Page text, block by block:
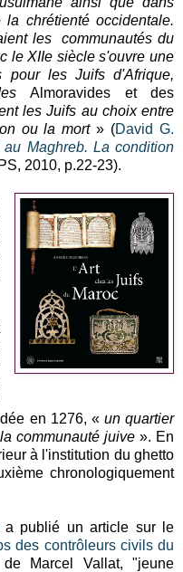
chrétienté occidentale.
les communautés du
le XIIe siècle s'ouvre une
pour les Juifs d'Afrique,
Almoravides et des
les Juifs au choix entre
ou la mort» (David G.
au Maghreb. La condition
2010, p.22-23).
en 1276, « un quartier
communauté juive ». En
à l'institution du ghetto
chronologiquement
a publié un article sur le
des contrôleurs civils du
Marcel Vallat, "jeune